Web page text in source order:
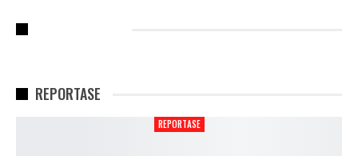
REPORTASE
REPORTASE